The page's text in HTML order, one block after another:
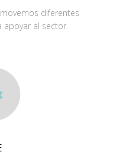
diferentes
apoyar al sector